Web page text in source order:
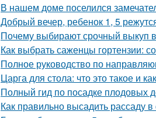
В нашем доме поселился
Добрый вечер, ребенок 1, 5
Почему выбирают срочный выкуп
Как выбрать саженцы гортензии:
Полное руководство по
Царга для стола: что это такое и
Полный гид по посадке плодовых
Как правильно высадить рассаду